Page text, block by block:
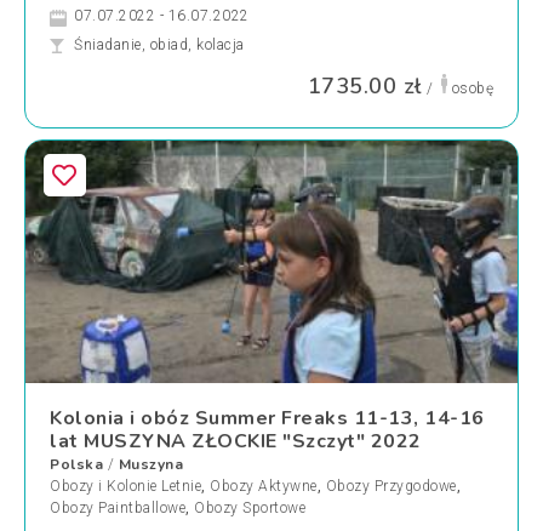
07.07.2022 - 16.07.2022
Śniadanie, obiad, kolacja
1735.00 zł / osobę
Kolonia i obóz Summer Freaks 11-13, 14-16
lat MUSZYNA ZŁOCKIE "Szczyt" 2022
Polska / Muszyna
Obozy i Kolonie Letnie, Obozy Aktywne, Obozy Przygodowe,
Obozy Paintballowe, Obozy Sportowe